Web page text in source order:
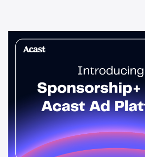
O Sponsorship+ já está na
Anúncios de podcast lidos pelo
aumento de 95% na parte superior do funil
anúncios padrão. O Sponsorship+ permite
anunciante os veicule em toda a rede